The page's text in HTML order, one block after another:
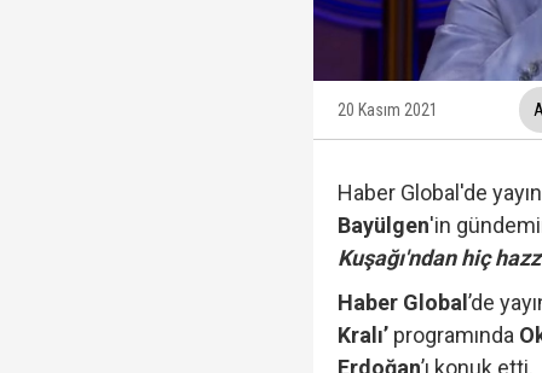
YSK, YENİ Parti
Kuşadası
Protesto oylar
20 Kasım 2021
Haber Global'de
Bayülgen'in
Kuşağı'ndan hiç
Haber Global’de
Kralı’ programında
Erdoğan’ı konuk etti.